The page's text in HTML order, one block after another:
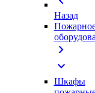
Назад
chevron_right
expand_more
Шкафы